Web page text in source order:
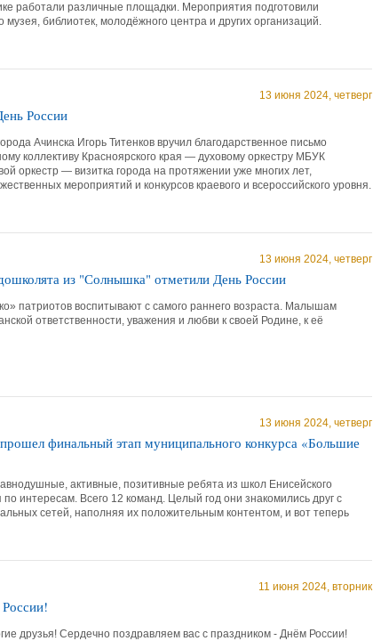
работали различные площадки. Мероприятия подготовили
музея, библиотек, молодёжного центра и других организаций.
13 июня 2024, четверг
России
Ачинска Игорь Титенков вручил благодарственное письмо
коллективу Красноярского края — духовому оркестру МБУК
оркестр — визитка города на протяжении уже многих лет,
мероприятий и конкурсов краевого и всероссийского уровня.
13 июня 2024, четверг
из "Солнышка" отметили День России
патриотов воспитывают с самого раннего возраста. Малышам
ответственности, уважения и любви к своей Родине, к её
13 июня 2024, четверг
финальный этап муниципального конкурса «Большие
активные, позитивные ребята из школ Енисейского
интересам. Всего 12 команд. Целый год они знакомились друг с
сетей, наполняя их положительным контентом, и вот теперь
11 июня 2024, вторник
друзья! Сердечно поздравляем вас с праздником - Днём России!